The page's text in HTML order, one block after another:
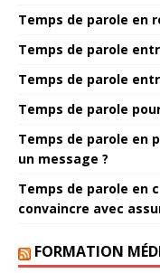
Temps de parole en
Temps de parole
Temps de parole
Temps de parole
Temps de parole en
un message ?
Temps de parole en
convaincre avec
FORMATION